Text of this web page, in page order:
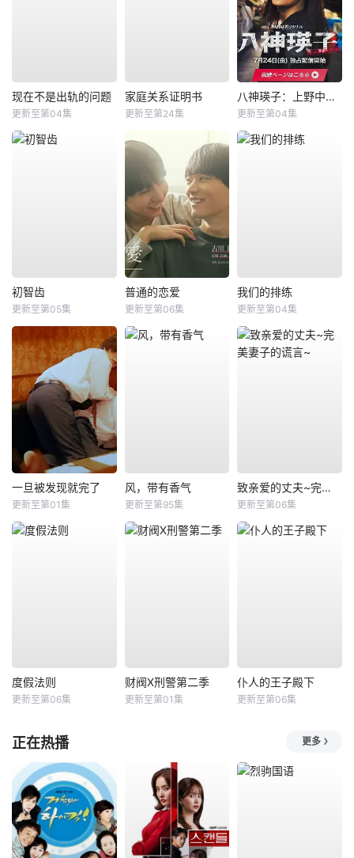
现在不是出轨的问题
更新至第04集
家庭关系证明书
更新至第24集
八神瑛子：上野中央署组织犯罪对策课
更新至第04集
初智齿
更新至第05集
普通的恋爱
更新至第06集
我们的排练
更新至第04集
一旦被发现就完了
更新至第01集
风，带有香气
更新至第95集
致亲爱的丈夫~完美妻子的谎言~
更新至第06集
度假法则
更新至第06集
财阀X刑警第二季
更新至第01集
仆人的王子殿下
更新至第06集
正在热播 更多